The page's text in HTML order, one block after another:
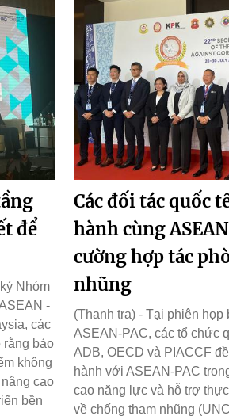
để
Nhóm
-
các
rằng bảo
không
cao
bền
Các đối tác quốc
hành cùng
cường hợp tác
nhũng
(Thanh tra) - Tại phiên
ASEAN-PAC, các tổ chức
ADB, OECD và PIACCF
hành với ASEAN-PAC
cao năng lực và hỗ trợ
về chống tham nhũng